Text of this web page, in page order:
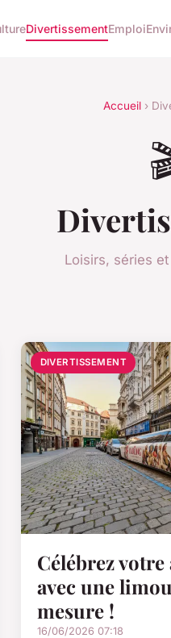
DivertissementEmploi
Accueil›
Loisirs, séries
DIVERTISSEMENT
Célébrez
avec une
mesure !
16/06/2026 07:18